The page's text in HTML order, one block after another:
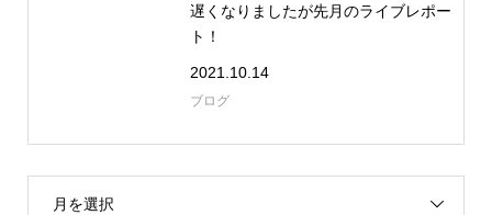
遅くなりましたが先月のライブレポー
ト！
2021.10.14
ブログ
月を選択